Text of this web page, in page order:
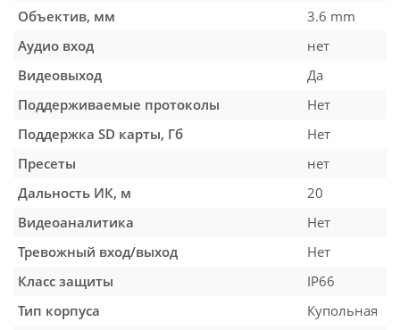
Объектив, мм
3.6 mm
Аудио вход
нет
Видеовыход
Да
Поддерживаемые протоколы
Нет
Поддержка SD карты, Гб
Нет
Пресеты
нет
Дальность ИК, м
20
Видеоаналитика
Нет
Тревожный вход/выход
Нет
Класс защиты
IP66
Тип корпуса
Купольная